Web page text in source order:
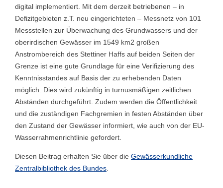
digital implementiert. Mit dem derzeit betriebenen – in
Defizitgebieten z.T. neu eingerichteten – Messnetz von 101
Messstellen zur Überwachung des Grundwassers und der
oberirdischen Gewässer im 1549 km2 großen
Anstrombereich des Stettiner Haffs auf beiden Seiten der
Grenze ist eine gute Grundlage für eine Verifizierung des
Kenntnisstandes auf Basis der zu erhebenden Daten
möglich. Dies wird zukünftig in turnusmäßigen zeitlichen
Abständen durchgeführt. Zudem werden die Öffentlichkeit
und die zuständigen Fachgremien in festen Abständen über
den Zustand der Gewässer informiert, wie auch von der EU-
Wasserrahmenrichtlinie gefordert.
Diesen Beitrag erhalten Sie über die Gewässerkundliche
Zentralbibliothek des Bundes